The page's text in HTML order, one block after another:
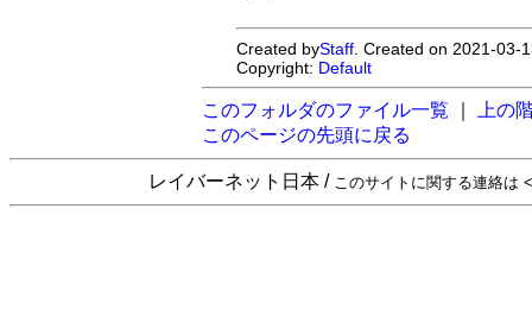
Created byStaff . Created on 2021-
Copyright: Default
このフォルダのファイル一覧
上の
このページの先頭に戻る
レイバーネット日本 / このサイトに関する連絡は